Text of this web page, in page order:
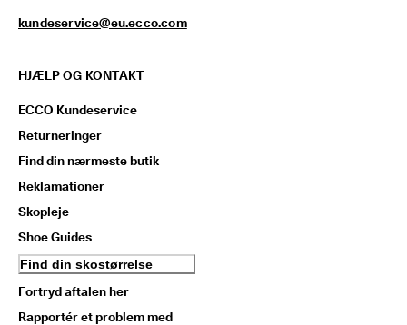
kundeservice@eu.ecco.com
HJÆLP OG KONTAKT
ECCO Kundeservice
Returneringer
Find din nærmeste butik
Reklamationer
Skopleje
Shoe Guides
Find din skostørrelse
Fortryd aftalen her
Rapportér et problem med